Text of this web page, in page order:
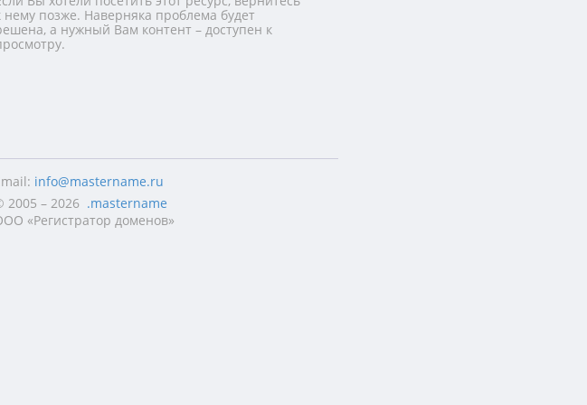
нему позже. Наверняка проблема будет
а нужный Вам контент – доступен к
info@mastername.ru
2005 – 2026 .mastername
«Регистратор доменов»